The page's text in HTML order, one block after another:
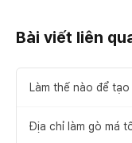
Bài viết liên
Làm thế nào để
Địa chỉ làm gò má